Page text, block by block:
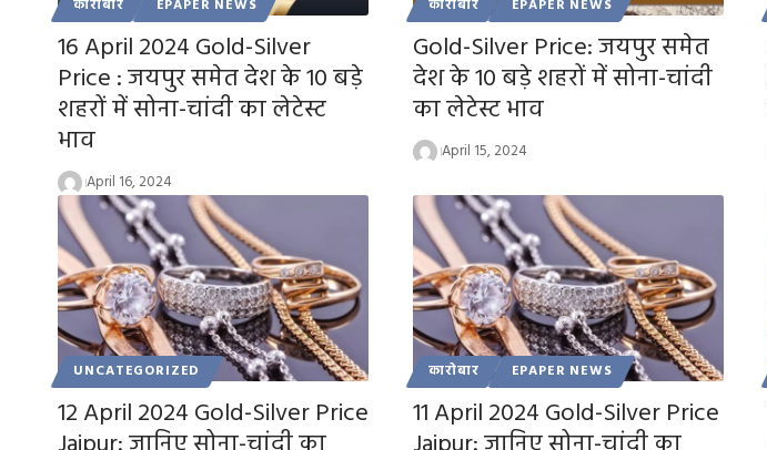
कारोबार EPAPER NEWS
16 April 2024 Gold-Silver
Price : जयपुर समेत देश के 10 बड़े
शहरों में सोना-चांदी का लेटेस्ट
भाव
April 16, 2024
कारोबार EPAPER NEWS
Gold-Silver Price: जयपुर समेत
देश के 10 बड़े शहरों में सोना-चांदी
का लेटेस्ट भाव
April 15, 2024
UNCATEGORIZED
12 April 2024 Gold-Silver Price
कारोबार EPAPER NEWS
11 April 2024 Gold-Silver Price